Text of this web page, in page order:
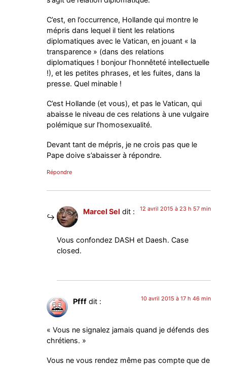
C’est, en l’occurrence, Hollande qui montre le
mépris dans lequel il tient les relations
diplomatiques avec le Vatican, en jouant « la
transparence » (dans des relations
diplomatiques ! bonjour l’honnêteté intellectuelle
!), et les petites phrases, et les fuites, dans la
presse. Quel minable !
C’est Hollande (et vous), et pas le Vatican, qui
abaisse le niveau de ces relations à une vulgaire
polémique sur l’homosexualité.
Devant tant de mépris, je ne crois pas que le
Pape doive s’abaisser à répondre.
Répondre
Marcel Sel dit : 12 avril 2015 à 23 h 57 min
Vous confondez DASH et Daesh. Case
closed.
Pfff dit : 10 avril 2015 à 17 h 46 min
« Vous ne signalez jamais quand je défends des
chrétiens. »
Vous ne vous rendez même pas compte que de